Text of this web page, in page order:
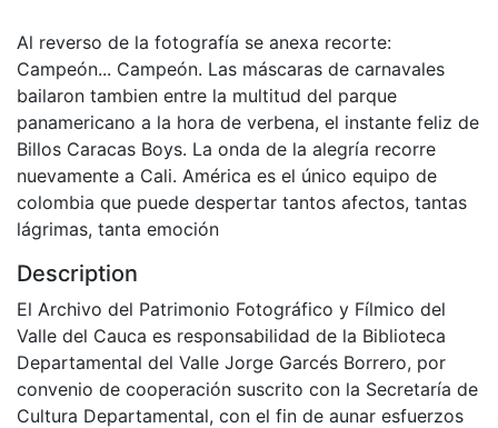
Al reverso de la fotografía se anexa recorte:
Campeón... Campeón. Las máscaras de carnavales
bailaron tambien entre la multitud del parque
panamericano a la hora de verbena, el instante feliz de
Billos Caracas Boys. La onda de la alegría recorre
nuevamente a Cali. América es el único equipo de
colombia que puede despertar tantos afectos, tantas
lágrimas, tanta emoción
Description
El Archivo del Patrimonio Fotográfico y Fílmico del
Valle del Cauca es responsabilidad de la Biblioteca
Departamental del Valle Jorge Garcés Borrero, por
convenio de cooperación suscrito con la Secretaría de
Cultura Departamental, con el fin de aunar esfuerzos